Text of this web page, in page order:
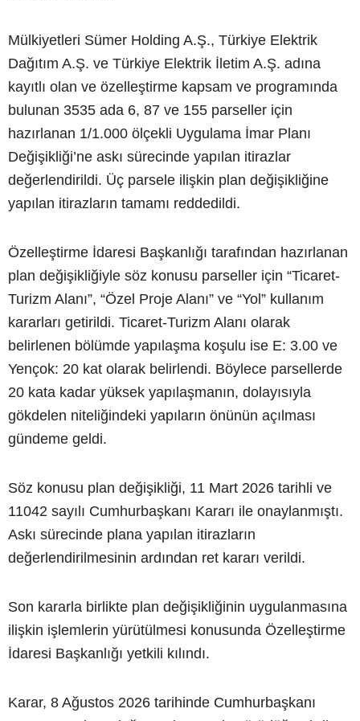
Mülkiyetleri Sümer Holding A.Ş., Türkiye Elektrik
Dağıtım A.Ş. ve Türkiye Elektrik İletim A.Ş. adına
kayıtlı olan ve özelleştirme kapsam ve programında
bulunan 3535 ada 6, 87 ve 155 parseller için
hazırlanan 1/1.000 ölçekli Uygulama İmar Planı
Değişikliği’ne askı sürecinde yapılan itirazlar
değerlendirildi. Üç parsele ilişkin plan değişikliğine
yapılan itirazların tamamı reddedildi.
Özelleştirme İdaresi Başkanlığı tarafından hazırlanan
plan değişikliğiyle söz konusu parseller için “Ticaret-
Turizm Alanı”, “Özel Proje Alanı” ve “Yol” kullanım
kararları getirildi. Ticaret-Turizm Alanı olarak
belirlenen bölümde yapılaşma koşulu ise E: 3.00 ve
Yençok: 20 kat olarak belirlendi. Böylece parsellerde
20 kata kadar yüksek yapılaşmanın, dolayısıyla
gökdelen niteliğindeki yapıların önünün açılması
gündeme geldi.
Söz konusu plan değişikliği, 11 Mart 2026 tarihli ve
11042 sayılı Cumhurbaşkanı Kararı ile onaylanmıştı.
Askı sürecinde plana yapılan itirazların
değerlendirilmesinin ardından ret kararı verildi.
Son kararla birlikte plan değişikliğinin uygulanmasına
ilişkin işlemlerin yürütülmesi konusunda Özelleştirme
İdaresi Başkanlığı yetkili kılındı.
Karar, 8 Ağustos 2026 tarihinde Cumhurbaşkanı